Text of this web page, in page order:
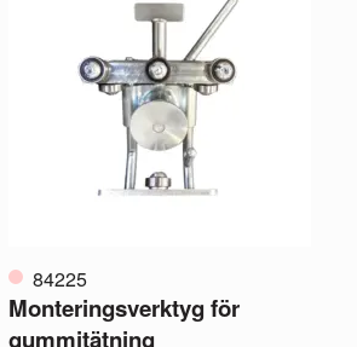
84225
Monteringsverktyg för
gummitätning